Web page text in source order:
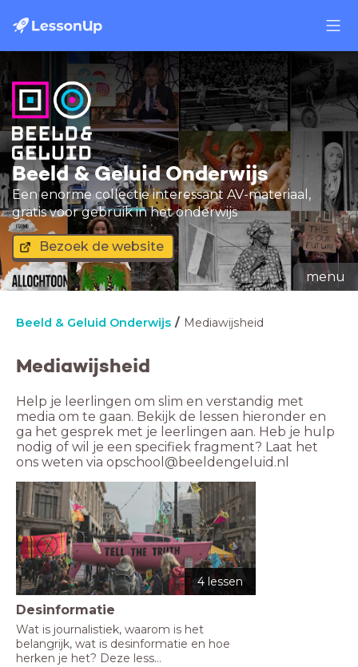
Beeld & Geluid Onderwijs
Een enorme collectie interessant AV-materiaal,
gratis voor gebruik in het onderwijs
Bezoek de website
menu
Beeld & Geluid Onderwijs Mediawijsheid
Mediawijsheid
Help je leerlingen om slim en verstandig met
media om te gaan. Bekijk de lessen hieronder en
ga het gesprek met je leerlingen aan. Heb je hulp
nodig of wil je een specifiek fragment? Laat het
ons weten via opschool@beeldengeluid.nl
4 lessen
Desinformatie
Wat is journalistiek, waarom is het
belangrijk, wat is desinformatie en hoe
herken je het? Deze less...